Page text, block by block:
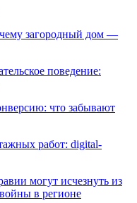
загородный дом —
поведение:
что забывают
работ: digital-
могут исчезнуть из
в регионе